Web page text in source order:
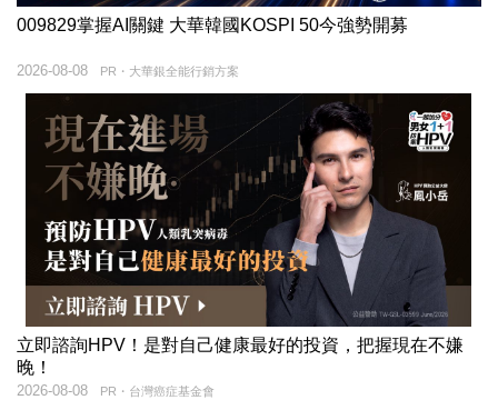
009829掌握AI關鍵 大華韓國KOSPI 50今強勢開募
PR・大華銀全能行銷方案
2026-08-08
立即諮詢HPV！是對自己健康最好的投資，把握現在不嫌
晚！
PR・台灣癌症基金會
2026-08-08